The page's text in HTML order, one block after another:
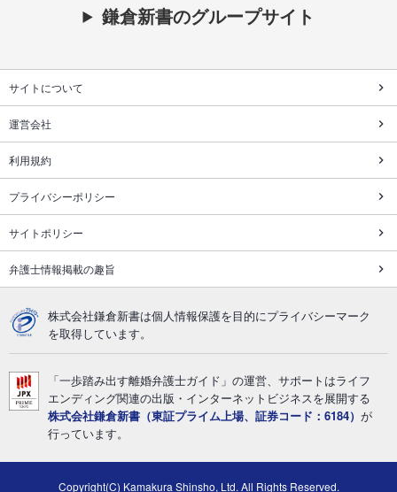
鎌倉新書のグループサイト
サイトについて
運営会社
利用規約
プライバシーポリシー
サイトポリシー
弁護士情報掲載の趣旨
株式会社鎌倉新書は個人情報保護を目的にプライバシーマーク
を取得しています。
「一歩踏み出す離婚弁護士ガイド」の運営、サポートはライフ
エンディング関連の出版・インターネットビジネスを展開する
株式会社鎌倉新書（東証プライム上場、証券コード：6184） が
行っています。
Copyright(C) Kamakura Shinsho, Ltd. All Rights Reserved.